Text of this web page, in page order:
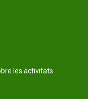
les activitats